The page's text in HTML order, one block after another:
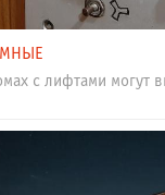
с лифтами могут